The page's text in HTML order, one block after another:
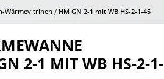
Wärmevitrinen HM GN 2-1 mit WB HS-2-1-45
2-1 MIT WB HS-2-1-